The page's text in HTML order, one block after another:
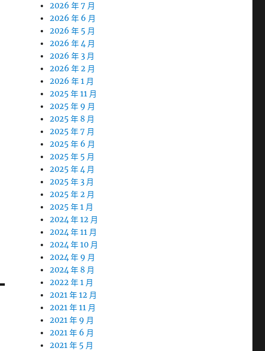
2026 年 7 月
2026 年 6 月
2026 年 5 月
2026 年 4 月
2026 年 3 月
2026 年 2 月
2026 年 1 月
2025 年 11 月
2025 年 9 月
2025 年 8 月
2025 年 7 月
2025 年 6 月
2025 年 5 月
2025 年 4 月
2025 年 3 月
2025 年 2 月
2025 年 1 月
2024 年 12 月
2024 年 11 月
2024 年 10 月
2024 年 9 月
2024 年 8 月
2022 年 1 月
2021 年 12 月
2021 年 11 月
2021 年 9 月
2021 年 6 月
2021 年 5 月